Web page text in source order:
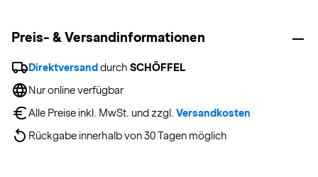
Preis- & Versandinformationen
Direktversand durch SCHÖFFEL
Nur online verfügbar
Alle Preise inkl. MwSt. und zzgl. Versandkosten
Rückgabe innerhalb von 30 Tagen möglich